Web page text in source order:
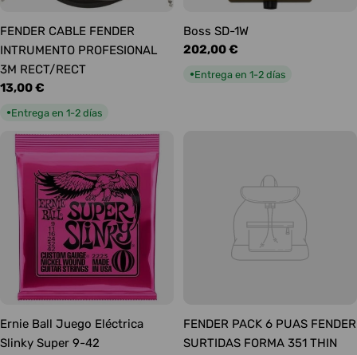
FENDER CABLE FENDER
INTRUMENTO PROFESIONAL
3M RECT/RECT
Precio
13,00 €
●Entrega en 1-2 días
Boss SD-1W
Precio
202,00 €
●Entrega en 1-2 días
Ernie Ball Juego Eléctrica
Slinky Super 9-42
FENDER PACK 6 PUAS FENDER
SURTIDAS FORMA 351 THIN